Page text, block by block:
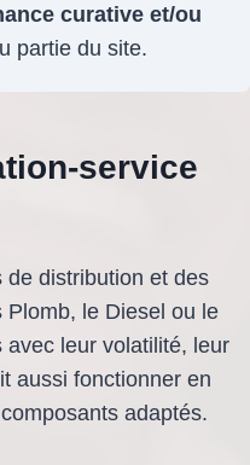
curative et/ou
partie du site.
service
de distribution et des
le Diesel ou le
leur volatilité, leur
aussi fonctionner en
adaptés.